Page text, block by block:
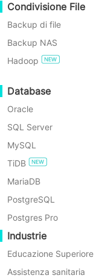
Condivisione File
Backup di file
Backup NAS
Hadoop
Database
Oracle
SQL Server
MySQL
TiDB
MariaDB
PostgreSQL
Postgres Pro
Industrie
Educazione Superiore
Assistenza sanitaria
backup e
operativa.
il failover
Perché
per